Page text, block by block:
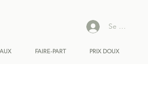
FAIRE-PART PRIX DOUX
Se connecter